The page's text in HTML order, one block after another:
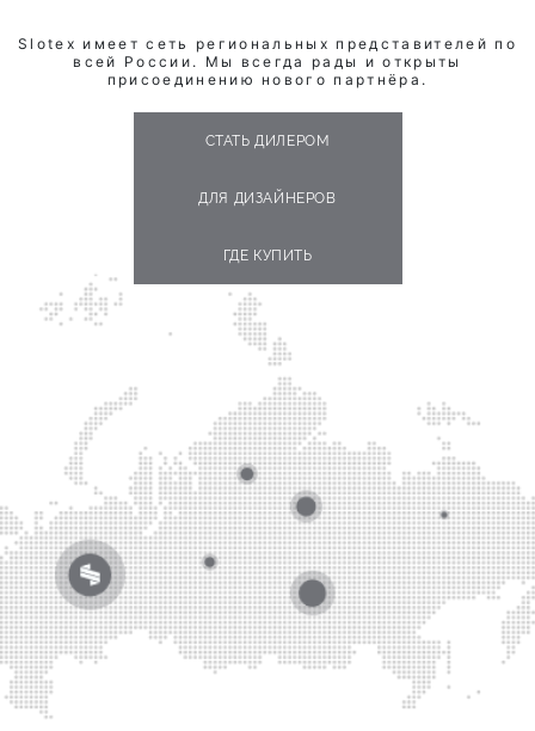
Slotex имеет сеть региональных представителей по
всей России. Мы всегда рады и открыты
присоединению нового партнёра.
СТАТЬ ДИЛЕРОМ
ДЛЯ ДИЗАЙНЕРОВ
ГДЕ КУПИТЬ